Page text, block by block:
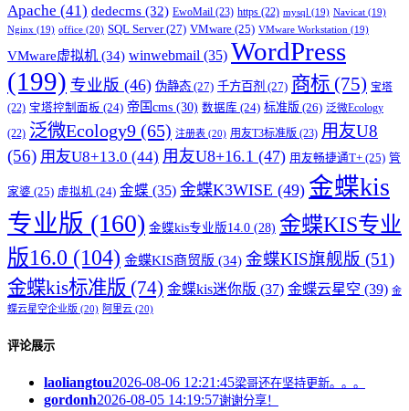
Apache (41) dedecms (32) EwoMail (23) https (22) mysql (19) Navicat (19)
Nginx (19) office (20) SQL Server(27) VMware (25) VMware Workstation (19)
VMware虚拟机 (34) winwebmail (35) WordPress
(199) 专业版 (46) 伪静态 (27) 千方百剂 (27) 商标 (75) 宝塔
(22) 宝塔控制面板 (24) 帝国cms (30) 数据库 (24) 标准版 (26) 泛微Ecology
(22) 泛微Ecology9 (65) 注册表 (20) 用友T3标准版 (23) 用友U8
(56) 用友U8+13.0 (44) 用友U8+16.1 (47) 用友畅捷通T+ (25) 管
家婆 (25) 虚拟机 (24) 金蝶 (35) 金蝶K3WISE (49) 金蝶kis
专业版 (160) 金蝶kis专业版14.0 (28) 金蝶KIS专业
版16.0 (104) 金蝶KIS商贸版 (34) 金蝶KIS旗舰版 (51)
金蝶kis标准版 (74) 金蝶kis迷你版 (37) 金蝶云星空 (39) 金
蝶云星空企业版 (20) 阿里云 (20)
评论展示
laoliangtou2026-08-06 12:21:45梁哥还在坚持更新。。。
gordonh2026-08-05 14:19:57谢谢分享！